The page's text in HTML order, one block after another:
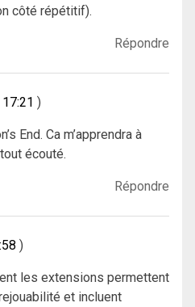
côté répétitif).
Répondre
End. Ca m’apprendra à
écouté.
Répondre
les extensions permettent
et incluent